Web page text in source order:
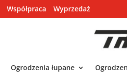
Współpraca Wyprzedaż
Ogrodzenia łupane